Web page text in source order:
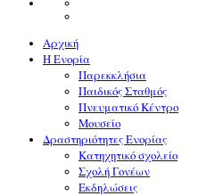
Αρχική
Η Ενορία
Παρεκκλήσια
Παιδικός Σταθμός
Πνευματικό Κέντρο
Μουσείο
Δραστηριότητες Ενορίας
Κατηχητικό σχολείο
Σχολή Γονέων
Εκδηλώσεις